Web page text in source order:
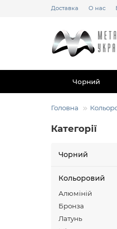
Доставка О нас
Чорний
Головна
Категорії
Чорний
Кольоровий
Алюміній
Бронза
Латунь